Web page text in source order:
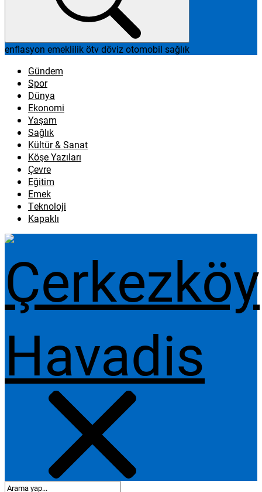
enflasyon emeklilikötvdövizotomobil sağlık
Gündem
Spor
Dünya
Ekonomi
Yaşam
Sağlık
Kültür & Sanat
Köşe Yazıları
Çevre
Eğitim
Emek
Teknoloji
Kapaklı